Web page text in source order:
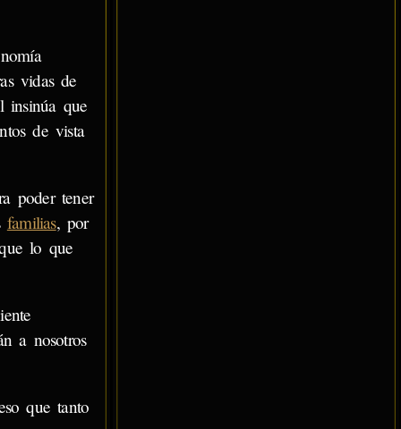
vidas de
insinúa que
de vista
poder tener
familias, por
lo que
a nosotros
que tanto